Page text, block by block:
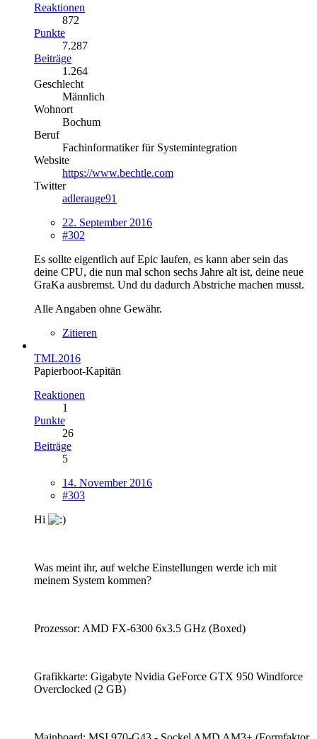
Reaktionen
872
Punkte
7.287
Beiträge
1.264
Geschlecht
Männlich
Wohnort
Bochum
Beruf
Fachinformatiker für Systemintegration
Website
https://www.bechtle.com
Twitter
adlerauge91
22. September 2016
#302
Es sollte eigentlich auf Epic laufen, es kann aber sein das
deine CPU, die nun mal schon sechs Jahre alt ist, deine neue
GraKa ausbremst. Und du dadurch Abstriche machen musst.
Alle Angaben ohne Gewähr.
Zitieren
TML2016
Papierboot-Kapitän
Reaktionen
1
Punkte
26
Beiträge
5
14. November 2016
#303
Hi
Was meint ihr, auf welche Einstellungen werde ich mit
meinem System kommen?
Prozessor: AMD FX-6300 6x3.5 GHz (Boxed)
Grafikkarte: Gigabyte Nvidia GeForce GTX 950 Windforce
Overclocked (2 GB)